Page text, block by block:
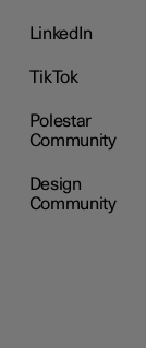
LinkedIn
TikTok
Polestar
Community
Design
Community